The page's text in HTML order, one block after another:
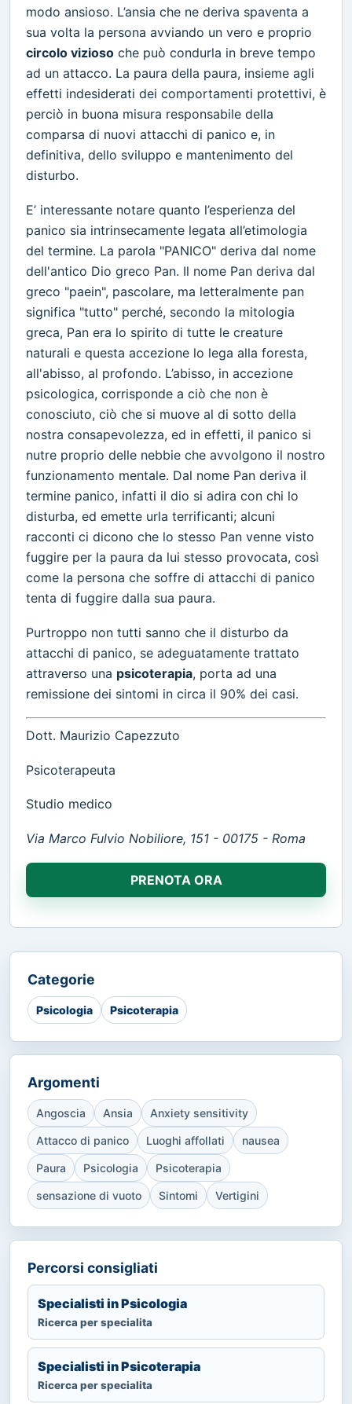
modo ansioso. L’ansia che ne deriva spaventa a
sua volta la persona avviando un vero e proprio
circolo vizioso che può condurla in breve tempo
ad un attacco. La paura della paura, insieme agli
effetti indesiderati dei comportamenti protettivi, è
perciò in buona misura responsabile della
comparsa di nuovi attacchi di panico e, in
definitiva, dello sviluppo e mantenimento del
disturbo.
E’ interessante notare quanto l’esperienza del
panico sia intrinsecamente legata all’etimologia
del termine. La parola "PANICO" deriva dal nome
dell'antico Dio greco Pan. Il nome Pan deriva dal
greco "paein", pascolare, ma letteralmente pan
significa "tutto" perché, secondo la mitologia
greca, Pan era lo spirito di tutte le creature
naturali e questa accezione lo lega alla foresta,
all'abisso, al profondo. L’abisso, in accezione
psicologica, corrisponde a ciò che non è
conosciuto, ciò che si muove al di sotto della
nostra consapevolezza, ed in effetti, il panico si
nutre proprio delle nebbie che avvolgono il nostro
funzionamento mentale. Dal nome Pan deriva il
termine panico, infatti il dio si adira con chi lo
disturba, ed emette urla terrificanti; alcuni
racconti ci dicono che lo stesso Pan venne visto
fuggire per la paura da lui stesso provocata, così
come la persona che soffre di attacchi di panico
tenta di fuggire dalla sua paura.
Purtroppo non tutti sanno che il disturbo da
attacchi di panico, se adeguatamente trattato
attraverso una psicoterapia, porta ad una
remissione dei sintomi in circa il 90% dei casi.
Dott. Maurizio Capezzuto
Psicoterapeuta
Studio medico
Via Marco Fulvio Nobiliore, 151 - 00175 - Roma
PRENOTA ORA
Categorie
Psicologia Psicoterapia
Argomenti
Angoscia Ansia Anxiety sensitivity
Attacco di panico Luoghi affollati nausea
Paura Psicologia Psicoterapia
sensazione di vuoto Sintomi Vertigini
Percorsi consigliati
Specialisti in Psicologia
Ricerca per specialita
Specialisti in Psicoterapia
Ricerca per specialita